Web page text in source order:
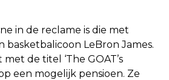
in de reclame is die met
basketbalicoon LeBron James.
de titel ‘The GOAT’s
een mogelijk pensioen. Ze